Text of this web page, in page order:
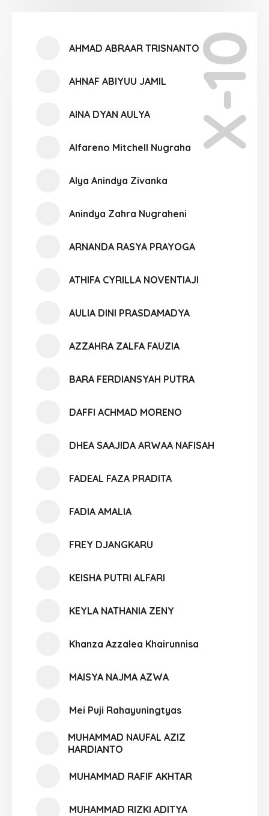
X-10
AHMAD ABRAAR TRISNANTO
AHNAF ABIYUU JAMIL
AINA DYAN AULYA
Alfareno Mitchell Nugraha
Alya Anindya Zivanka
Anindya Zahra Nugraheni
ARNANDA RASYA PRAYOGA
ATHIFA CYRILLA NOVENTIAJI
AULIA DINI PRASDAMADYA
AZZAHRA ZALFA FAUZIA
BARA FERDIANSYAH PUTRA
DAFFI ACHMAD MORENO
DHEA SAAJIDA ARWAA NAFISAH
FADEAL FAZA PRADITA
FADIA AMALIA
FREY DJANGKARU
KEISHA PUTRI ALFARI
KEYLA NATHANIA ZENY
Khanza Azzalea Khairunnisa
MAISYA NAJMA AZWA
Mei Puji Rahayuningtyas
MUHAMMAD NAUFAL AZIZ
HARDIANTO
MUHAMMAD RAFIF AKHTAR
MUHAMMAD RIZKI ADITYA